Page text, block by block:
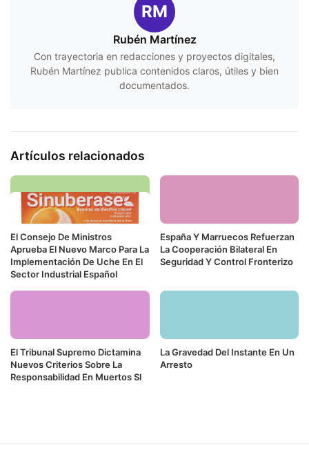
RM
Rubén Martínez
Con trayectoria en redacciones y proyectos digitales,
Rubén Martínez publica contenidos claros, útiles y bien
documentados.
Artículos relacionados
El Consejo De Ministros
Aprueba El Nuevo Marco Para La
Implementación De Uche En El
Sector Industrial Español
España Y Marruecos Refuerzan
La Cooperación Bilateral En
Seguridad Y Control Fronterizo
El Tribunal Supremo Dictamina
Nuevos Criterios Sobre La
Responsabilidad En Muertos Sl
La Gravedad Del Instante En Un
Arresto